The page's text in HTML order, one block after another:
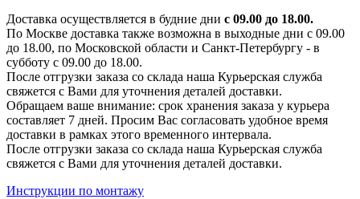
Доставка осуществляется в будние дни с 09.00 до 18.00.
По Москве доставка также возможна в выходные дни с 09.00
до 18.00, по Московской области и Санкт-Петербургу - в
субботу с 09.00 до 18.00.
После отгрузки заказа со склада наша Курьерская служба
свяжется с Вами для уточнения деталей доставки.
Обращаем ваше внимание: срок хранения заказа у курьера
составляет 7 дней. Просим Вас согласовать удобное время
доставки в рамках этого временного интервала.
После отгрузки заказа со склада наша Курьерская служба
свяжется с Вами для уточнения деталей доставки.
Инструкции по монтажу